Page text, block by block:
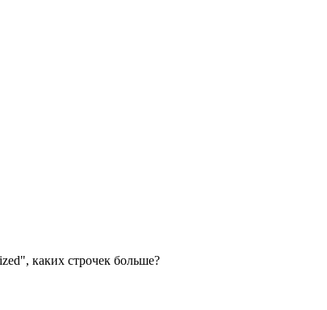
каких строчек больше?